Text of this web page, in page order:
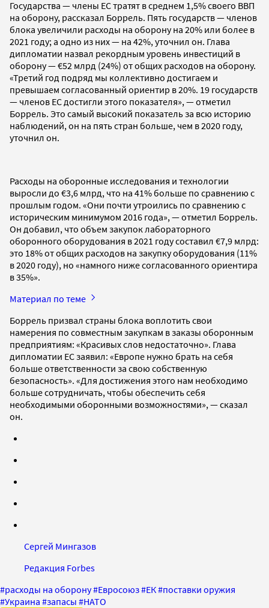
Государства — члены ЕС тратят в среднем 1,5% своего ВВП
на оборону, рассказал Боррель. Пять государств — членов
блока увеличили расходы на оборону на 20% или более в
2021 году; а одно из них — на 42%, уточнил он. Глава
дипломатии назвал рекордным уровень инвестиций в
оборону — €52 млрд (24%) от общих расходов на оборону.
«Третий год подряд мы коллективно достигаем и
превышаем согласованный ориентир в 20%. 19 государств
— членов ЕС достигли этого показателя», — отметил
Боррель. Это самый высокий показатель за всю историю
наблюдений, он на пять стран больше, чем в 2020 году,
уточнил он.
Расходы на оборонные исследования и технологии
выросли до €3,6 млрд, что на 41% больше по сравнению с
прошлым годом. «Они почти утроились по сравнению с
историческим минимумом 2016 года», — отметил Боррель.
Он добавил, что объем закупок лабораторного
оборонного оборудования в 2021 году составил €7,9 млрд:
это 18% от общих расходов на закупку оборудования (11%
в 2020 году), но «намного ниже согласованного ориентира
в 35%».
Материал по теме
Боррель призвал страны блока воплотить свои
намерения по совместным закупкам в заказы оборонным
предприятиям: «Красивых слов недостаточно». Глава
дипломатии ЕС заявил: «Европе нужно брать на себя
больше ответственности за свою собственную
безопасность». «Для достижения этого нам необходимо
больше сотрудничать, чтобы обеспечить себя
необходимыми оборонными возможностями», — сказал
он.
Сергей Мингазов
Редакция Forbes
#расходы на оборону#Евросоюз#ЕК#поставки оружия
#Украина #запасы #НАТО